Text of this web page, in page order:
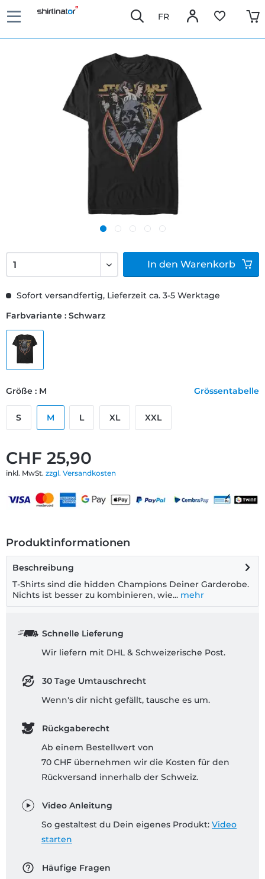
FR
CHF 25,90
inkl. MwSt. zzgl. Versandkosten
Sofort versandfertig, Lieferzeit ca. 3-5 Werktage
Farbvariante : Schwarz
Größe : M Grössentabelle
S M L XL XXL
In den Warenkorb
Produktinformationen
Beschreibung
T-Shirts sind die hidden Champions Deiner Garderobe.
Nichts ist besser zu kombinieren, wie... mehr
Schnelle Lieferung
Wir liefern mit DHL & Schweizerische Post.
30 Tage Umtauschrecht
Wenn's dir nicht gefällt, tausche es um.
Rückgaberecht
Ab einem Bestellwert von
70 CHF übernehmen wir die Kosten für den
Rückversand innerhalb der Schweiz.
Video Anleitung
So gestaltest du Dein eigenes Produkt: Video
starten
Häufige Fragen